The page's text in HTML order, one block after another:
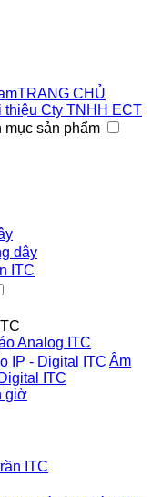
TRANG CHỦ
thiệu Cty TNHH ECT
mục sản phẩm
dây
ITC
Analog ITC
Âm
ITC
giờ
ITC